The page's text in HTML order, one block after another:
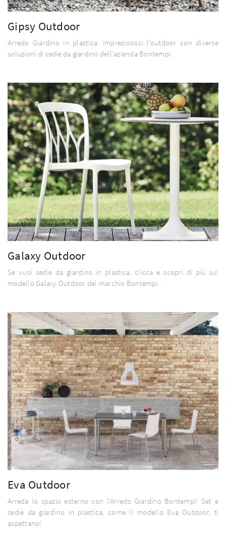
Gipsy Outdoor
Arredo Giardino in plastica: impreziosisci l'outdoor con diverse
soluzioni di sedie da giardino dell'azienda Bontempi.
Galaxy Outdoor
Se vuoi sedie da giardino in plastica, clicca e scopri di più sul
modello Galaxy Outdoor del marchio Bontempi.
Eva Outdoor
Arreda lo spazio esterno con l'Arredo Giardino Bontempi! Set e
sedie da giardino in plastica, come il modello Eva Outdoor, ti
aspettano!